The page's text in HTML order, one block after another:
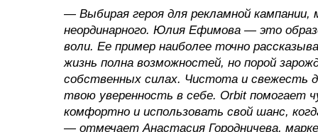
— Выбирая героя для рекламной кампании,
неординарного. Юлия Ефимова — это
воли. Ее пример наиболее точно
жизнь полна возможностей, но порой
собственных силах. Чистота и свежесть
твою уверенность в себе. Orbit помогает
комфортно и использовать свой шанс,
— отмечает Анастасия Городничева,